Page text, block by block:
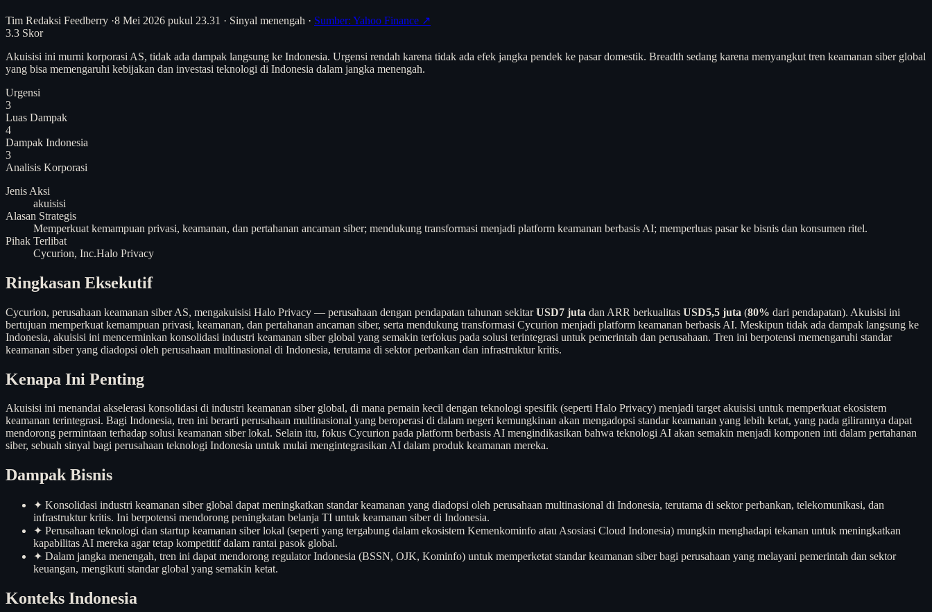
Tim Redaksi Feedberry ·8 Mei 2026 pukul 23.31 · Sinyal menengah · Sumber: Yahoo Finance ↗
3.3 Skor
Akuisisi ini murni korporasi AS, tidak ada dampak langsung ke Indonesia. Urgensi rendah karena tidak ada efek jangka pendek ke pasar domestik. Breadth sedang karena menyangkut tren keamanan siber global
yang bisa memengaruhi kebijakan dan investasi teknologi di Indonesia dalam jangka menengah.
Urgensi
3
Luas Dampak
4
Dampak Indonesia
3
Analisis Korporasi
Jenis Aksi
akuisisi
Alasan Strategis
Memperkuat kemampuan privasi, keamanan, dan pertahanan ancaman siber; mendukung transformasi menjadi platform keamanan berbasis AI; memperluas pasar ke bisnis dan konsumen ritel.
Pihak Terlibat
Cycurion, Inc.Halo Privacy
Ringkasan Eksekutif
Cycurion, perusahaan keamanan siber AS, mengakuisisi Halo Privacy — perusahaan dengan pendapatan tahunan sekitarUSD7 juta dan ARR berkualitas USD5,5 juta (80% dari pendapatan). Akuisisi ini
bertujuan memperkuat kemampuan privasi, keamanan, dan pertahanan ancaman siber, serta mendukung transformasi Cycurion menjadi platform keamanan berbasis AI. Meskipun tidak ada dampak langsung ke
Indonesia, akuisisi ini mencerminkan konsolidasi industri keamanan siber global yang semakin terfokus pada solusi terintegrasi untuk pemerintah dan perusahaan. Tren ini berpotensi memengaruhi standar
keamanan siber yang diadopsi oleh perusahaan multinasional di Indonesia, terutama di sektor perbankan dan infrastruktur kritis.
Kenapa Ini Penting
Akuisisi ini menandai akselerasi konsolidasi di industri keamanan siber global, di mana pemain kecil dengan teknologi spesifik (seperti Halo Privacy) menjadi target akuisisi untuk memperkuat ekosistem
keamanan terintegrasi. Bagi Indonesia, tren ini berarti perusahaan multinasional yang beroperasi di dalam negeri kemungkinan akan mengadopsi standar keamanan yang lebih ketat, yang pada gilirannya dapat
mendorong permintaan terhadap solusi keamanan siber lokal. Selain itu, fokus Cycurion pada platform berbasis AI mengindikasikan bahwa teknologi AI akan semakin menjadi komponen inti dalam pertahanan
siber, sebuah sinyal bagi perusahaan teknologi Indonesia untuk mulai mengintegrasikan AI dalam produk keamanan mereka.
Dampak Bisnis
✦ Konsolidasi industri keamanan siber global dapat meningkatkan standar keamanan yang diadopsi oleh perusahaan multinasional di Indonesia, terutama di sektor perbankan, telekomunikasi, dan
infrastruktur kritis. Ini berpotensi mendorong peningkatan belanja TI untuk keamanan siber di Indonesia.
✦ Perusahaan teknologi dan startup keamanan siber lokal (seperti yang tergabung dalam ekosistem Kemenkominfo atau Asosiasi Cloud Indonesia) mungkin menghadapi tekanan untuk meningkatkan
kapabilitas AI mereka agar tetap kompetitif dalam rantai pasok global.
✦ Dalam jangka menengah, tren ini dapat mendorong regulator Indonesia (BSSN, OJK, Kominfo) untuk memperketat standar keamanan siber bagi perusahaan yang melayani pemerintah dan sektor
keuangan, mengikuti standar global yang semakin ketat.
Konteks Indonesia